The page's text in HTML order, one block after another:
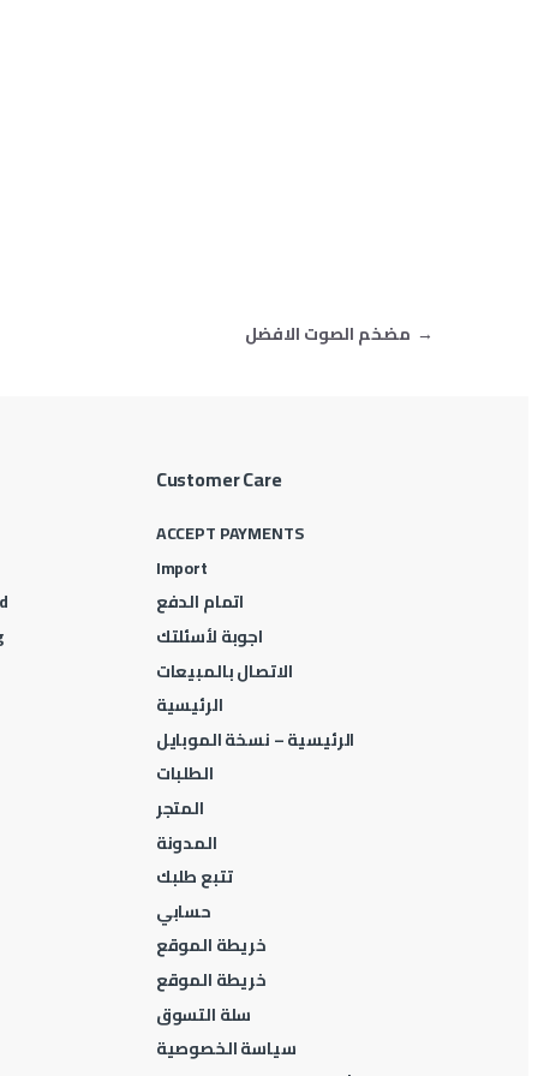
→
Customer Care
ACCEPT PAYMENTS
Import
اتمام الدفع
اجوبة لأسئلتك
الاتصال بالمبيعات
الرئيسية
الرئيسية – نسخة الموبايل
الطلبات
المتجر
المدونة
تتبع طلبك
حسابي
خريطة الموقع
خريطة الموقع
سلة التسوق
سياسة الخصوصية